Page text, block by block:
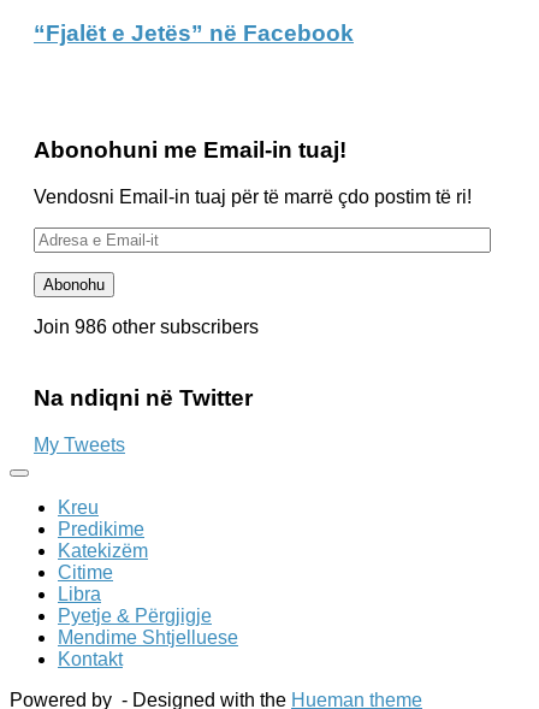
“Fjalët e Jetës” në Facebook
Abonohuni me Email-in tuaj!
Vendosni Email-in tuaj për të marrë çdo postim të ri!
Adresa
e
Email-
it
Abonohu
Join 986 other subscribers
Na ndiqni në Twitter
My Tweets
Kreu
Predikime
Katekizëm
Citime
Libra
Pyetje & Përgjigje
Mendime Shtjelluese
Kontakt
Powered by - Designed with the Hueman theme